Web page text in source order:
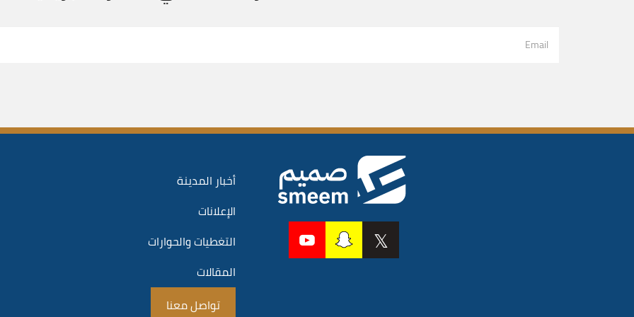
أخبار المدينة
الإعلانات
التغطيات والحوارات
المقالات
تواصل معنا